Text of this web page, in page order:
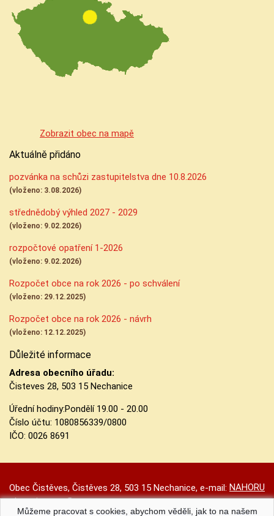
Zobrazit obec na mapě
Aktuálně přidáno
pozvánka na schůzi zastupitelstva dne 10.8.2026
(vloženo: 3.08.2026)
střednědobý výhled 2027 - 2029
(vloženo: 9.02.2026)
rozpočtové opatření 1-2026
(vloženo: 9.02.2026)
Rozpočet obce na rok 2026 - po schválení
(vloženo: 29.12.2025)
Rozpočet obce na rok 2026 - návrh
(vloženo: 12.12.2025)
Důležité informace
Adresa obecního úřadu:
Čisteves 28, 503 15 Nechanice
Úřední hodiny:Pondělí 19.00 - 20.00
Číslo účtu: 1080856339/0800
IČO: 0026 8691
NAHORU
Obec Čistěves, Čistěves 28, 503 15 Nechanice, e-mail:
obec.cisteves@seznam.cz
Můžeme pracovat s cookies, abychom věděli, jak to na našem